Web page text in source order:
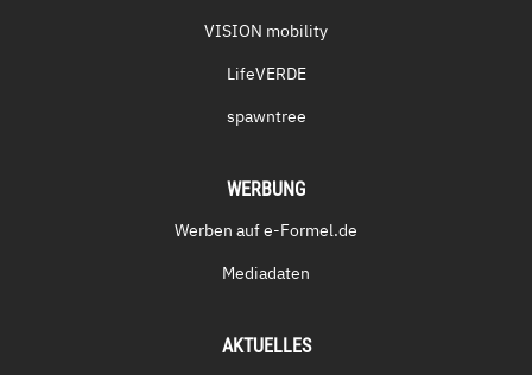
VISION mobility
LifeVERDE
spawntree
WERBUNG
Werben auf e-Formel.de
Mediadaten
AKTUELLES